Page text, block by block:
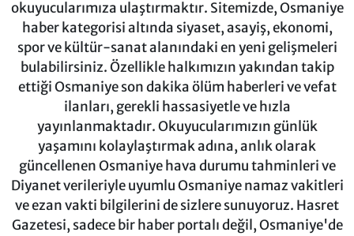
okuyucularımıza ulaştırmaktır. Sitemizde, Osmaniye
haber kategorisi altında siyaset, asayiş, ekonomi,
spor ve kültür-sanat alanındaki en yeni gelişmeleri
bulabilirsiniz. Özellikle halkımızın yakından takip
ettiği Osmaniye son dakika ölüm haberleri ve vefat
ilanları, gerekli hassasiyetle ve hızla
yayınlanmaktadır. Okuyucularımızın günlük
yaşamını kolaylaştırmak adına, anlık olarak
güncellenen Osmaniye hava durumu tahminleri ve
Diyanet verileriyle uyumlu Osmaniye namaz vakitleri
ve ezan vakti bilgilerini de sizlere sunuyoruz. Hasret
Gazetesi, sadece bir haber portalı değil, Osmaniye'de